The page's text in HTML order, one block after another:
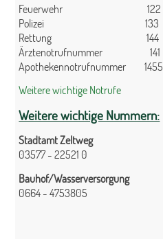
Feuerwehr 122
Polizei 133
Rettung 144
Ärztenotrufnummer 141
Apothekennotrufnummer 1455
Weitere wichtige Notrufe
Weitere wichtige Nummern:
Stadtamt Zeltweg
03577 - 22521 0
Bauhof/Wasserversorgung
0664 - 4753805